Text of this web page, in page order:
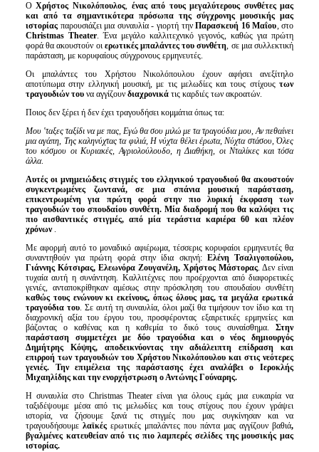
ΟΧρήστος Νικολόπουλος, ένας από τους μεγαλύτερους συνθέτες μας
και από τα σημαντικότερα πρόσωπα της σύγχρονης μουσικής μας
ιστορίαςπαρουσιάζει μια συναυλία - γιορτή τηνΠαρασκευή 16 Μαΐου, στο
Christmas Theater. Ένα μεγάλο καλλιτεχνικό γεγονός, καθώς για πρώτη
φορά θα ακουστούν οι ερωτικές μπαλάντες του συνθέτη, σε μια συλλεκτική
παράσταση, με κορυφαίους σύγχρονους ερμηνευτές.
Οι μπαλάντες του Χρήστου Νικολόπουλου έχουν αφήσει ανεξίτηλο
αποτύπωμα στην ελληνική μουσική, με τις μελωδίες και τους στίχουςτων
τραγουδιών τουνα αγγίζουν διαχρονικάτις καρδιές των ακροατών.
Ποιος δεν ξέρει ή δεν έχει τραγουδήσει κομμάτια όπως τα:
Μου 'ταξες ταξίδι να με πας, Εγώ θα σου μιλώ με τα τραγούδια μου, Αν πεθαίνει
μια αγάπη, Της καληνύχτας τα φιλιά, Η νύχτα θέλει έρωτα, Νύχτα στάσου, Όλες
του κόσμου οι Κυριακές, Αγριολούλουδο, η Διαθήκη, οι Νταλίκες και τόσα
άλλα.
Αυτές οι μνημειώδεις στιγμές του ελληνικού τραγουδιού θα ακουστούν
συγκεντρωμένες ζωντανά, σε μια σπάνια μουσική παράσταση,
επικεντρωμένη για πρώτη φορά στην πιο λυρική έκφραση των
τραγουδιών του σπουδαίου συνθέτη. Μία διαδρομή που θα καλύψει τις
πιο αισθαντικές στιγμές, από μία τεράστια καριέρα 60 και πλέον
χρόνων .
Με αφορμή αυτό το μοναδικό αφιέρωμα, τέσσερις κορυφαίοι ερμηνευτές θα
συναντηθούν για πρώτη φορά στην ίδια σκηνή:Ελένη Τσαλιγοπούλου,
Γιάννης Κότσιρας, Ελεωνόρα Ζουγανέλη, Χρήστος Μάστορας. Δεν είναι
τυχαία αυτή η συνάντηση. Καλλιτέχνες που προέρχονται από διαφορετικές
γενιές, ανταποκρίθηκαν αμέσως στην πρόσκληση του σπουδαίου συνθέτη
καθώς τους ενώνουν κι εκείνους, όπως όλους μας, τα μεγάλα ερωτικά
τραγούδια του. Σε αυτή τη συναυλία, όλοι μαζί θα τιμήσουν τον ίδιο και τη
διαχρονική αξία του έργου του, προσφέροντας εξαιρετικές ερμηνείες και
βάζοντας ο καθένας και η καθεμία το δικό τους συναίσθημα.Στην
παράσταση συμμετέχει με δύο τραγούδια και ο νέος δημιουργός
Δημήτρης Κόψης, αποδεικνύοντας την αδιάλειπτη επίδραση και
επιρροή των τραγουδιών του Χρήστου Νικολόπουλου και στις νεότερες
γενιές. Την επιμέλεια της παράστασης έχει αναλάβει ο Ιεροκλής
Μιχαηλίδης και την ενορχήστρωση ο Αντώνης Γούναρης.
Η συναυλία στο Christmas Theater είναι για όλους εμάς μια ευκαιρία να
ταξιδέψουμε μέσα από τις μελωδίες και τους στίχους που έχουν γράψει
ιστορία, να ζήσουμε ξανά τις στιγμές που μας συγκίνησαν και να
τραγουδήσουμε λαϊκές ερωτικές μπαλάντες που πάντα μας αγγίζουν βαθιά,
βγαλμένες κατευθείαν από τις πιο λαμπερές σελίδες της μουσικής μας
ιστορίας.